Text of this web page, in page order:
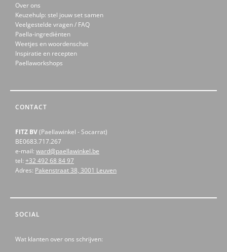
Over ons
Keuzehulp: stel jouw set samen
Veelgestelde vragen / FAQ
Paella-ingrediënten
Weetjes en woordenschat
Inspiratie en recepten
Paellaworkshops
CONTACT
FITZ BV(Paellawinkel - Socarrat)
BE0683.717.267
e-mail: ward@paellawinkel.be
tel: +32 492 68 84 97
Adres: Pakenstraat 38, 3001 Leuven
SOCIAL
Wat klanten over ons schrijven: